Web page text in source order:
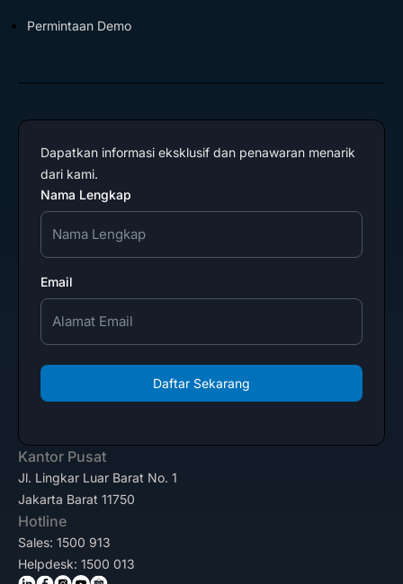
Permintaan Demo
Dapatkan informasi eksklusif dan penawaran menarik
dari kami.
Nama Lengkap
Email
Daftar Sekarang
Kantor Pusat
Jl. Lingkar Luar Barat No. 1
Jakarta Barat 11750
Hotline
Sales: 1500 913
Helpdesk: 1500 013